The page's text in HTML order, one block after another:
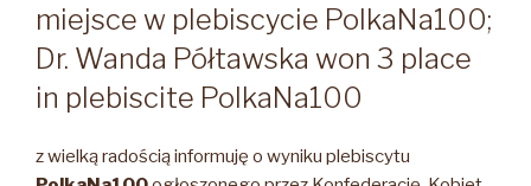
miejsce w plebiscycie PolkaNa100;
Dr. Wanda Półtawska won 3 place
in plebiscite PolkaNa100
z wielką radością informuję o wyniku plebiscytu